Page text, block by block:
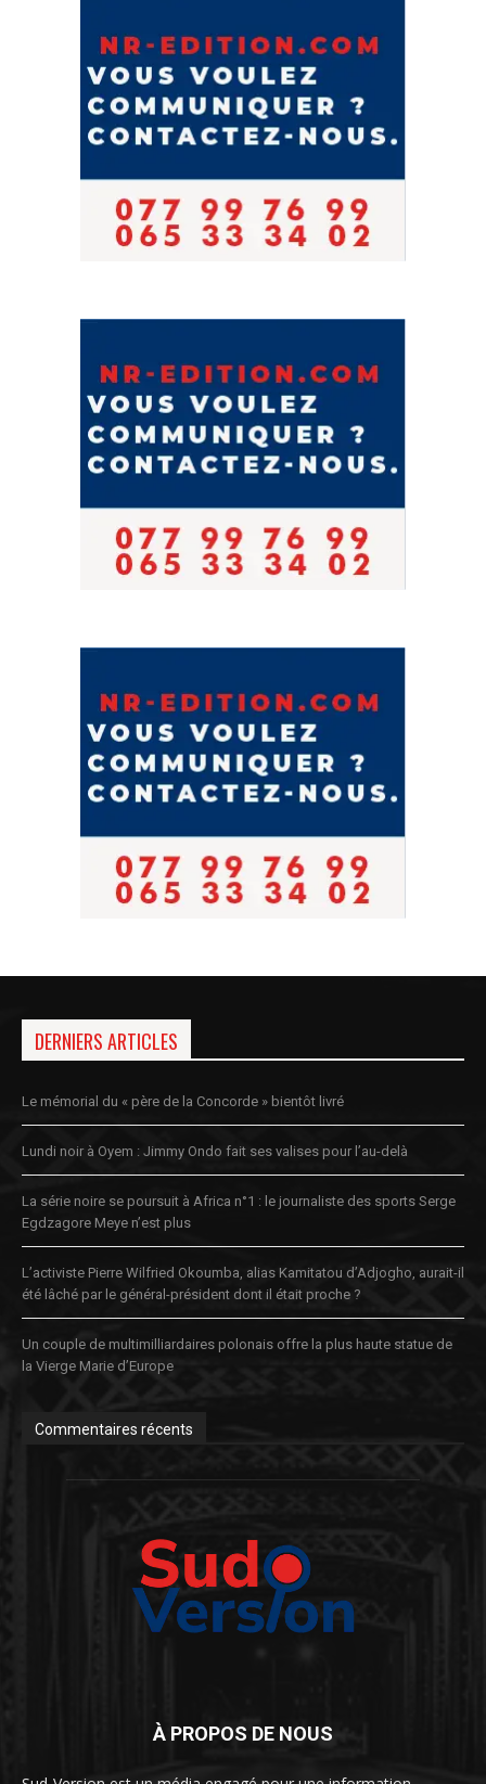
DERNIERS ARTICLES
Le mémorial du « père de la Concorde » bientôt livré
Lundi noir à Oyem : Jimmy Ondo fait ses valises pour l’au-delà
La série noire se poursuit à Africa n°1 : le journaliste des sports Serge
Egdzagore Meye n’est plus
L’activiste Pierre Wilfried Okoumba, alias Kamitatou d’Adjogho, aurait-il
été lâché par le général-président dont il était proche ?
Un couple de multimilliardaires polonais offre la plus haute statue de
la Vierge Marie d’Europe
Commentaires récents
À PROPOS DE NOUS